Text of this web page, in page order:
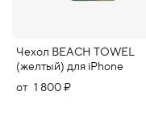
Чехол BEACH TOWEL
(желтый) для iPhone
от 1 800 ₽